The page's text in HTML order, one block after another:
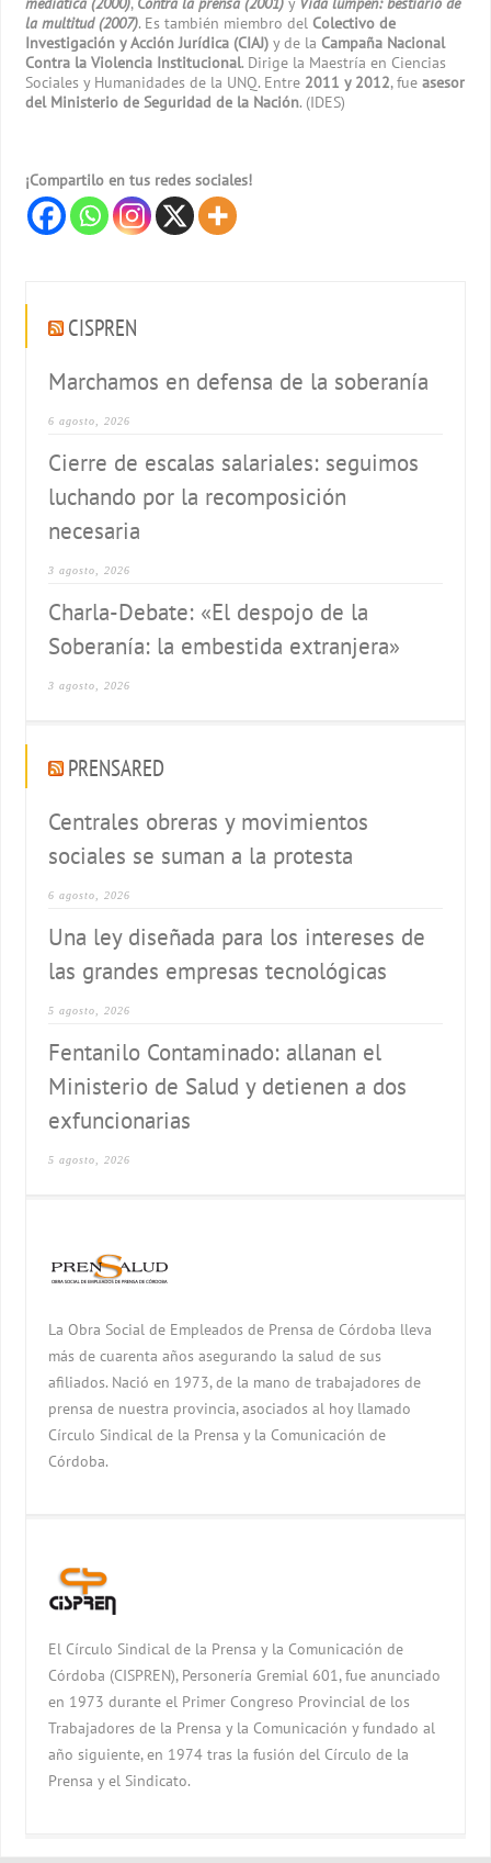
la multitud (2007). Es también miembro del Colectivo de
Investigación y Acción Jurídica (CIAJ) y de la Campaña Nacional
Contra la Violencia Institucional. Dirige la Maestría en Ciencias
Sociales y Humanidades de la UNQ. Entre 2011 y 2012, fueasesor
del Ministerio de Seguridad de la Nación. (IDES)
¡Compartilo en tus redes sociales!
CISPREN
Marchamos en defensa de la soberanía
6 agosto, 2026
Cierre de escalas salariales: seguimos
luchando por la recomposición
necesaria
3 agosto, 2026
Charla-Debate: «El despojo de la
Soberanía: la embestida extranjera»
3 agosto, 2026
PRENSARED
Centrales obreras y movimientos
sociales se suman a la protesta
6 agosto, 2026
Una ley diseñada para los intereses de
las grandes empresas tecnológicas
5 agosto, 2026
Fentanilo Contaminado: allanan el
Ministerio de Salud y detienen a dos
exfuncionarias
5 agosto, 2026
La Obra Social de Empleados de Prensa de Córdoba lleva
más de cuarenta años asegurando la salud de sus
afiliados. Nació en 1973, de la mano de trabajadores de
prensa de nuestra provincia, asociados al hoy llamado
Círculo Sindical de la Prensa y la Comunicación de
Córdoba.
El Círculo Sindical de la Prensa y la Comunicación de
Córdoba (CISPREN), Personería Gremial 601, fue anunciado
en 1973 durante el Primer Congreso Provincial de los
Trabajadores de la Prensa y la Comunicación y fundado al
año siguiente, en 1974 tras la fusión del Círculo de la
Prensa y el Sindicato.